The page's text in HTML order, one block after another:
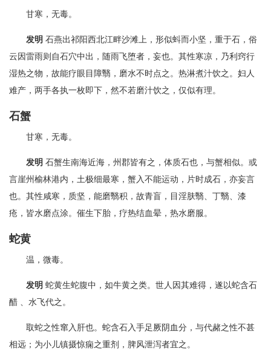
甘寒，无毒。
发明 石燕出祁阳西北江畔沙滩上，形似蚪而小坚，重于石，俗
云因雷雨则自石穴中出，随雨飞堕者，妄也。其性寒凉，乃利窍行
湿热之物，故能疗眼目障翳，磨水不时点之。热淋煮汁饮之。妇人
难产，两手各执一枚即下，然不若磨汁饮之，仅似有理。
石蟹
甘寒，无毒。
发明 石蟹生南海近海，州郡皆有之，体质石也，与蟹相似。或
言崖州榆林港内，土极细最寒，蟹入不能运动，片时成石，亦妄言
也。其性咸寒，质坚，能磨翳积，故青盲，目淫肤翳、丁翳、漆
疮，皆水磨点涂。催生下胎，疗热结血晕，热水磨服。
蛇黄
温，微毒。
发明 蛇黄生蛇腹中，如牛黄之类。世人因其难得，遂以蛇含石
醋 、水飞代之。
取蛇之性窜入肝也。蛇含石入手足厥阴血分，与代赭之性不甚
相远；为小儿镇摄惊痫之重剂，脾风泄泻者宜之。